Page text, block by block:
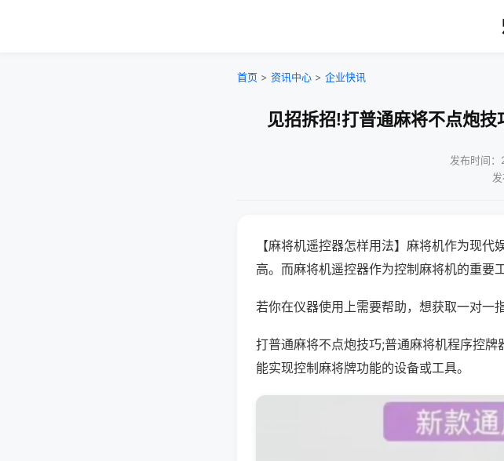
首页 > 资讯中心 > 企业快讯
见招拆招!打普通麻将不点炮
发布时间
【麻将机遥控器怎样用法】麻将机作为现
高。而麻将机遥控器作为控制麻将机的重要
若你在仪器使用上需要帮助，想获取一对一
打普通麻将不点炮技巧;普通麻将机程序控
能实现控制麻将牌功能的设备或工具。